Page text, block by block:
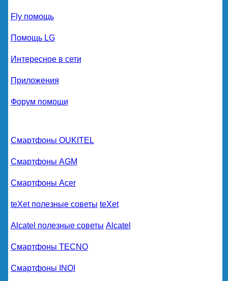
Fly помощь
Помощь LG
Интересное в сети
Приложения
Форум помощи
Смартфоны OUKITEL
Смартфоны AGM
Смартфоны Acer
teXet полезные советы teXet
Alcatel полезные советы Alcatel
Смартфоны TECNO
Смартфоны INOI